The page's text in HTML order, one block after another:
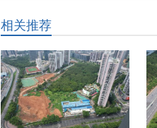
相关推荐